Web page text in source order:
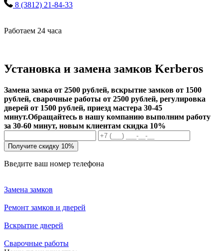
8 (3812) 21-84-33
Работаем 24 часа
Установка и замена замков Kerberos
Замена замка от 2500 рублей, вскрытие замков от 1500
рублей, сварочные работы от 2500 рублей, регулировка
дверей от 1500 рублей, приезд мастера 30-45
минут.Обращайтесь в нашу компанию выполним работу
за 30-60 минут, новым клиентам скидка 10%
Получите скидку 10%
Введите ваш номер телефона
Замена замков
Ремонт замков и дверей
Вскрытие дверей
Сварочные работы